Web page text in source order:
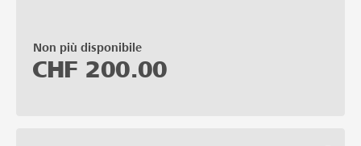
Non più disponibile
CHF 200.00